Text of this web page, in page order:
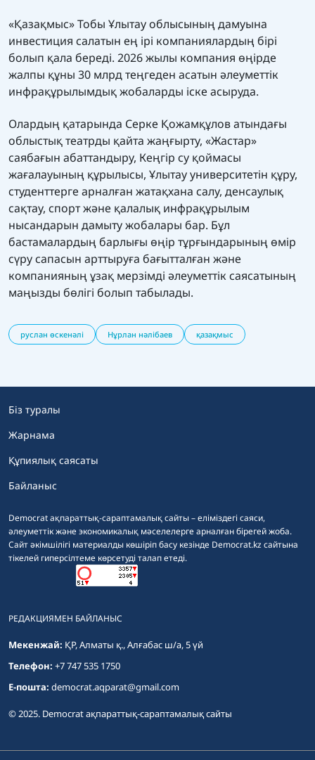
«Қазақмыс» Тобы Ұлытау облысының дамуына
инвестиция салатын ең ірі компаниялардың бірі
болып қала береді. 2026 жылы компания өңірде
жалпы құны 30 млрд теңгеден асатын әлеуметтік
инфрақұрылымдық жобаларды іске асыруда.
Олардың қатарында Серке Қожамқұлов атындағы
облыстық театрды қайта жаңғырту, «Жастар»
саябағын абаттандыру, Кеңгір су қоймасы
жағалауының құрылысы, Ұлытау университетін құру,
студенттерге арналған жатақхана салу, денсаулық
сақтау, спорт және қалалық инфрақұрылым
нысандарын дамыту жобалары бар. Бұл
бастамалардың барлығы өңір тұрғындарының өмір
сүру сапасын арттыруға бағытталған және
компанияның ұзақ мерзімді әлеуметтік саясатының
маңызды бөлігі болып табылады.
руслан өскенәлі Нұрлан нәлібаев қазақмыс
Democrat ақпараттық-сараптамалық сайты – еліміздегі саяси,
әлеуметтік және экономикалық мәселелерге арналған бірегей жоба.
Сайт әкімшілігі материалды көшіріп басу кезінде Democrat.kz сайтына
тікелей гиперсілтеме көрсетуді талап етеді.
Біз туралы
Жарнама
Құпиялық саясаты
Байланыс
РЕДАКЦИЯМЕН БАЙЛАНЫС
Мекенжай: ҚР, Алматы қ., Алғабас ш/а, 5 үй
Телефон: +7 747 535 1750
E-пошта: democrat.aqparat@gmail.com
© 2025. Democrat ақпараттық-сараптамалық сайты